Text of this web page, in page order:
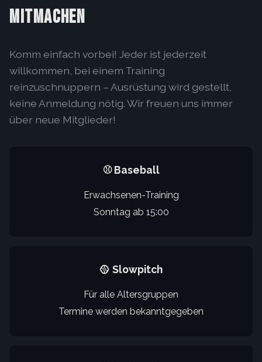
MITMACHEN
Komm einfach vorbei! Jeder ist jederzeit
willkommen, bei einem Training
reinzuschnuppern – Ausrüstung wird gestellt,
keine Anmeldung nötig. Wir freuen uns immer
über neue Mitglieder!
⚾ Baseball
Erwachsenen-Training
Sonntag ab 15:00
🥎 Slowpitch
Für alle Altersgruppen
Termine werden bekanntgegeben